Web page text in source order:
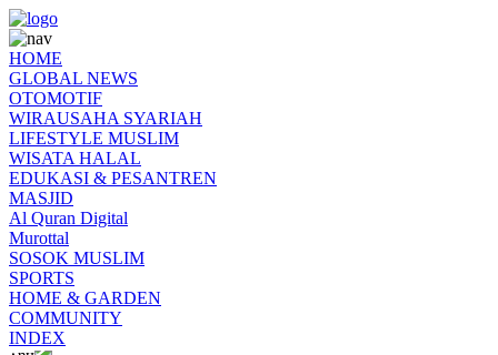
HOME
GLOBAL NEWS
OTOMOTIF
WIRAUSAHA SYARIAH
LIFESTYLE MUSLIM
WISATA HALAL
EDUKASI & PESANTREN
MASJID
Al Quran Digital
Murottal
SOSOK MUSLIM
SPORTS
HOME & GARDEN
COMMUNITY
INDEX